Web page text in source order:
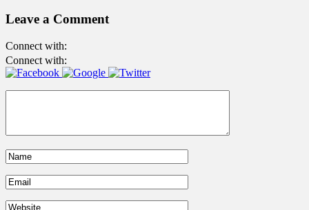
Leave a Comment
Connect with:
Connect with: